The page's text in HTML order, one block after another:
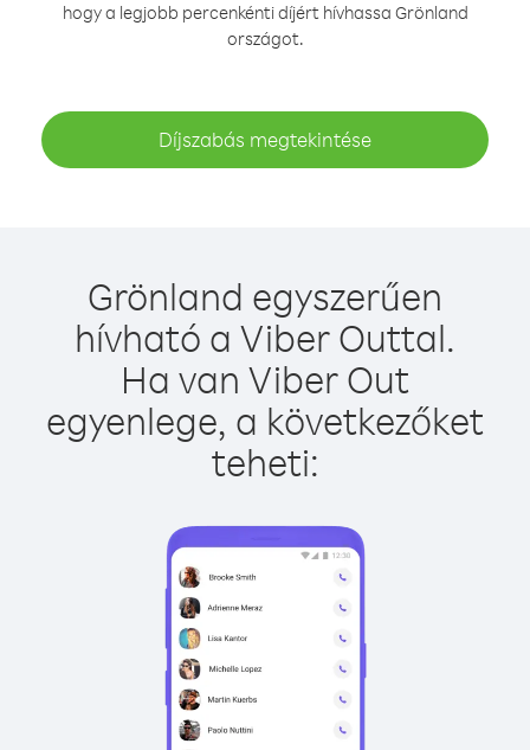
hogy a legjobb percenkénti díjért hívhassa Grönland
országot.
Díjszabás megtekintése
Grönland egyszerűen
hívható a Viber Outtal.
Ha van Viber Out
egyenlege, a következőket
teheti: